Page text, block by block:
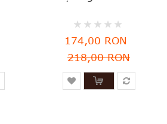
Rating:
0%
174,00 RON
218,00 RON